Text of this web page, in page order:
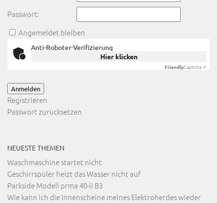
Passwort:
Angemeldet bleiben
Anti-Roboter-Verifizierung
Hier klicken
FriendlyCaptcha ⇗
Anmelden
Registrieren
Passwort zurücksetzen
NEUESTE THEMEN
Waschmaschine startet nicht
Geschirrspüler heizt das Wasser nicht auf
Parkside Modell prma 40-li B3
Wie kann ich die Innenscheine meines Elektroherdes wieder